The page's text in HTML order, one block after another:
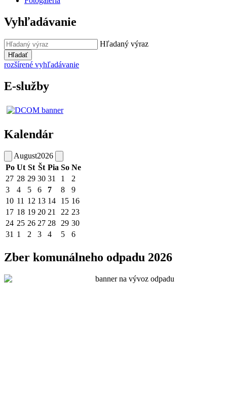
Vyhľadávanie
Hľadaný výraz
Hľadať
rozšírené vyhľadávanie
E-služby
Kalendár
August2026
Po Ut St Št Pia So Ne
27 28 29 30 31 1
2
3
4 5 6 7 8
9
10 11 12 13 14 15 16
17 18 19 20 21 22 23
24 25 26 27 28 29 30
31 1 2 3 4 5 6
Zber komunálneho odpadu 2026